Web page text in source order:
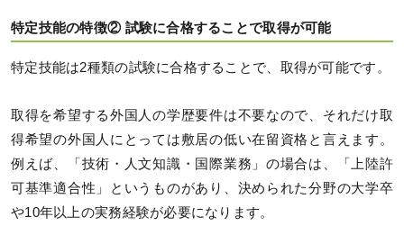
特定技能の特徴② 試験に合格することで取得が可能
特定技能は2種類の試験に合格することで、取得が可能です。
取得を希望する外国人の学歴要件は不要なので、それだけ取
得希望の外国人にとっては敷居の低い在留資格と言えます。
例えば、「技術・人文知識・国際業務」の場合は、「上陸許
可基準適合性」というものがあり、決められた分野の大学卒
や10年以上の実務経験が必要になります。